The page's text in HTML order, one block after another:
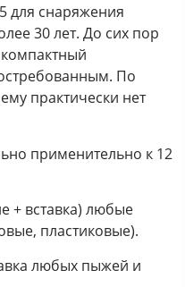
для снаряжения
30 лет. До сих пор
По
практически нет
применительно к 12
+ вставка) любые
пластиковые).
любых пыжей и